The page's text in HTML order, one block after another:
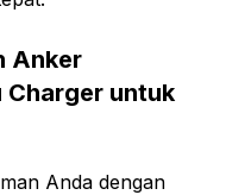
Anker
Charger untuk
Anda dengan